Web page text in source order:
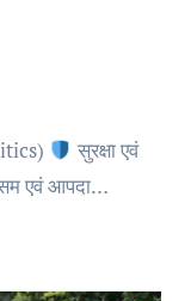
सुरक्षा एवं
एवं आपदा…